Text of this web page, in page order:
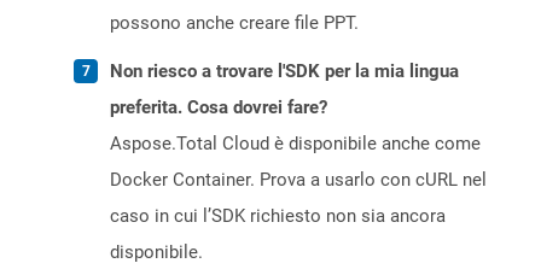
possono anche creare file PPT.
Non riesco a trovare l'SDK per la mia lingua
preferita. Cosa dovrei fare?
Aspose.Total Cloud è disponibile anche come
Docker Container. Prova a usarlo con cURL nel
caso in cui l’SDK richiesto non sia ancora
disponibile.